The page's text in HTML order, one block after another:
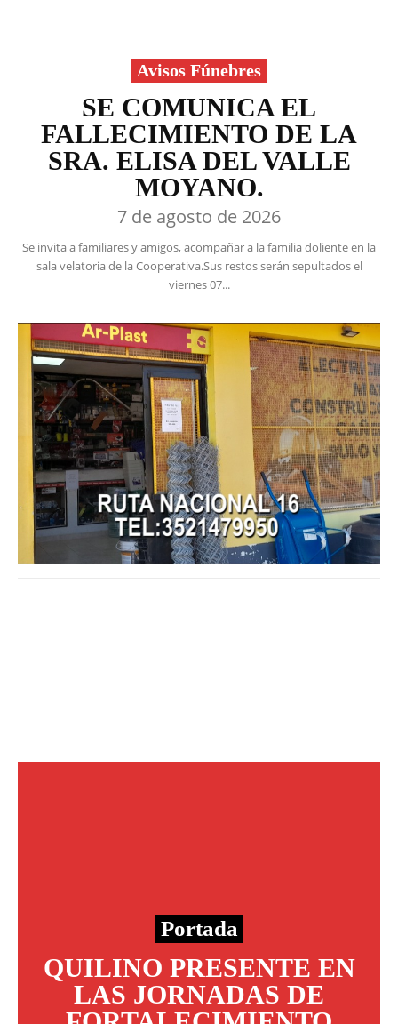
Avisos Fúnebres
SE COMUNICA EL
FALLECIMIENTO DE LA
SRA. ELISA DEL VALLE
MOYANO.
7 de agosto de 2026
Se invita a familiares y amigos, acompañar a la familia doliente en la
sala velatoria de la Cooperativa.Sus restos serán sepultados el
viernes 07...
Portada
QUILINO PRESENTE EN
LAS JORNADAS DE